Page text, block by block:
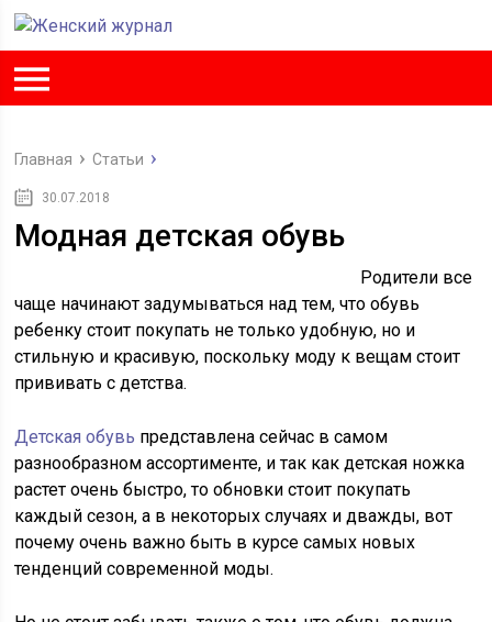
Главная Статьи
30.07.2018
Модная детская обувь
Родители все
чаще начинают задумываться над тем, что обувь
ребенку стоит покупать не только удобную, но и
стильную и красивую, поскольку моду к вещам стоит
прививать с детства.
Детская обувь представлена сейчас в самом
разнообразном ассортименте, и так как детская ножка
растет очень быстро, то обновки стоит покупать
каждый сезон, а в некоторых случаях и дважды, вот
почему очень важно быть в курсе самых новых
тенденций современной моды.